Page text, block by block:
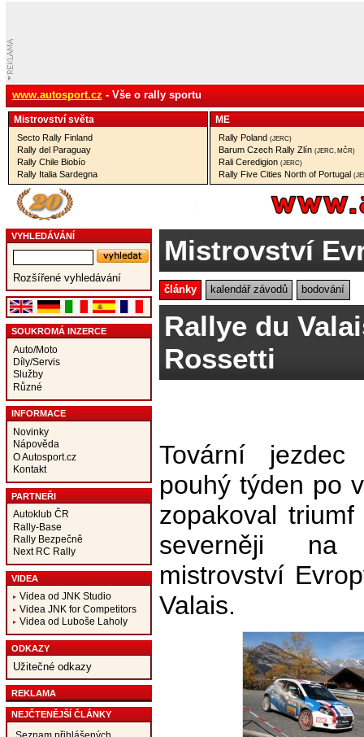
www.autosport.cz - Vše o rally sportu
Mistrovství­ světa
Secto Rally Finland
Rally del Paraguay
Rally Chile Biobío
Rally Italia Sardegna
ME
Rally Poland (JERC)
Barum Czech Rally Zlín (JERC, MČR)
Rali Ceredigion (JERC)
Rally Five Cities North of Portugal
VYHLEDÁVÁNÍ
Rozšířené vyhledávání
SOUKROMÁ INZERCE
Auto/Moto
Díly/Servis
Služby
Různé
INFORMACE
Novinky
Nápověda
O Autosport.cz
Kontakt
PARTNEŘI
Autoklub ČR
Rally-Base
Rally Bezpečně
Next RC Rally
VIDEA
Videa od JNK Studio
Videa JNK for Competitors
Videa od Luboše Laholy
ODKAZY
Užitečné odkazy
REKLAMA
NEJČTENĚJŠÍ ČLÁNKY
Mistrovství
články kalendář závodů bodování
Rallye du
Rossetti
Tovární
pouhý týden po
zopakoval
severněji na
mistrovství
Valais.